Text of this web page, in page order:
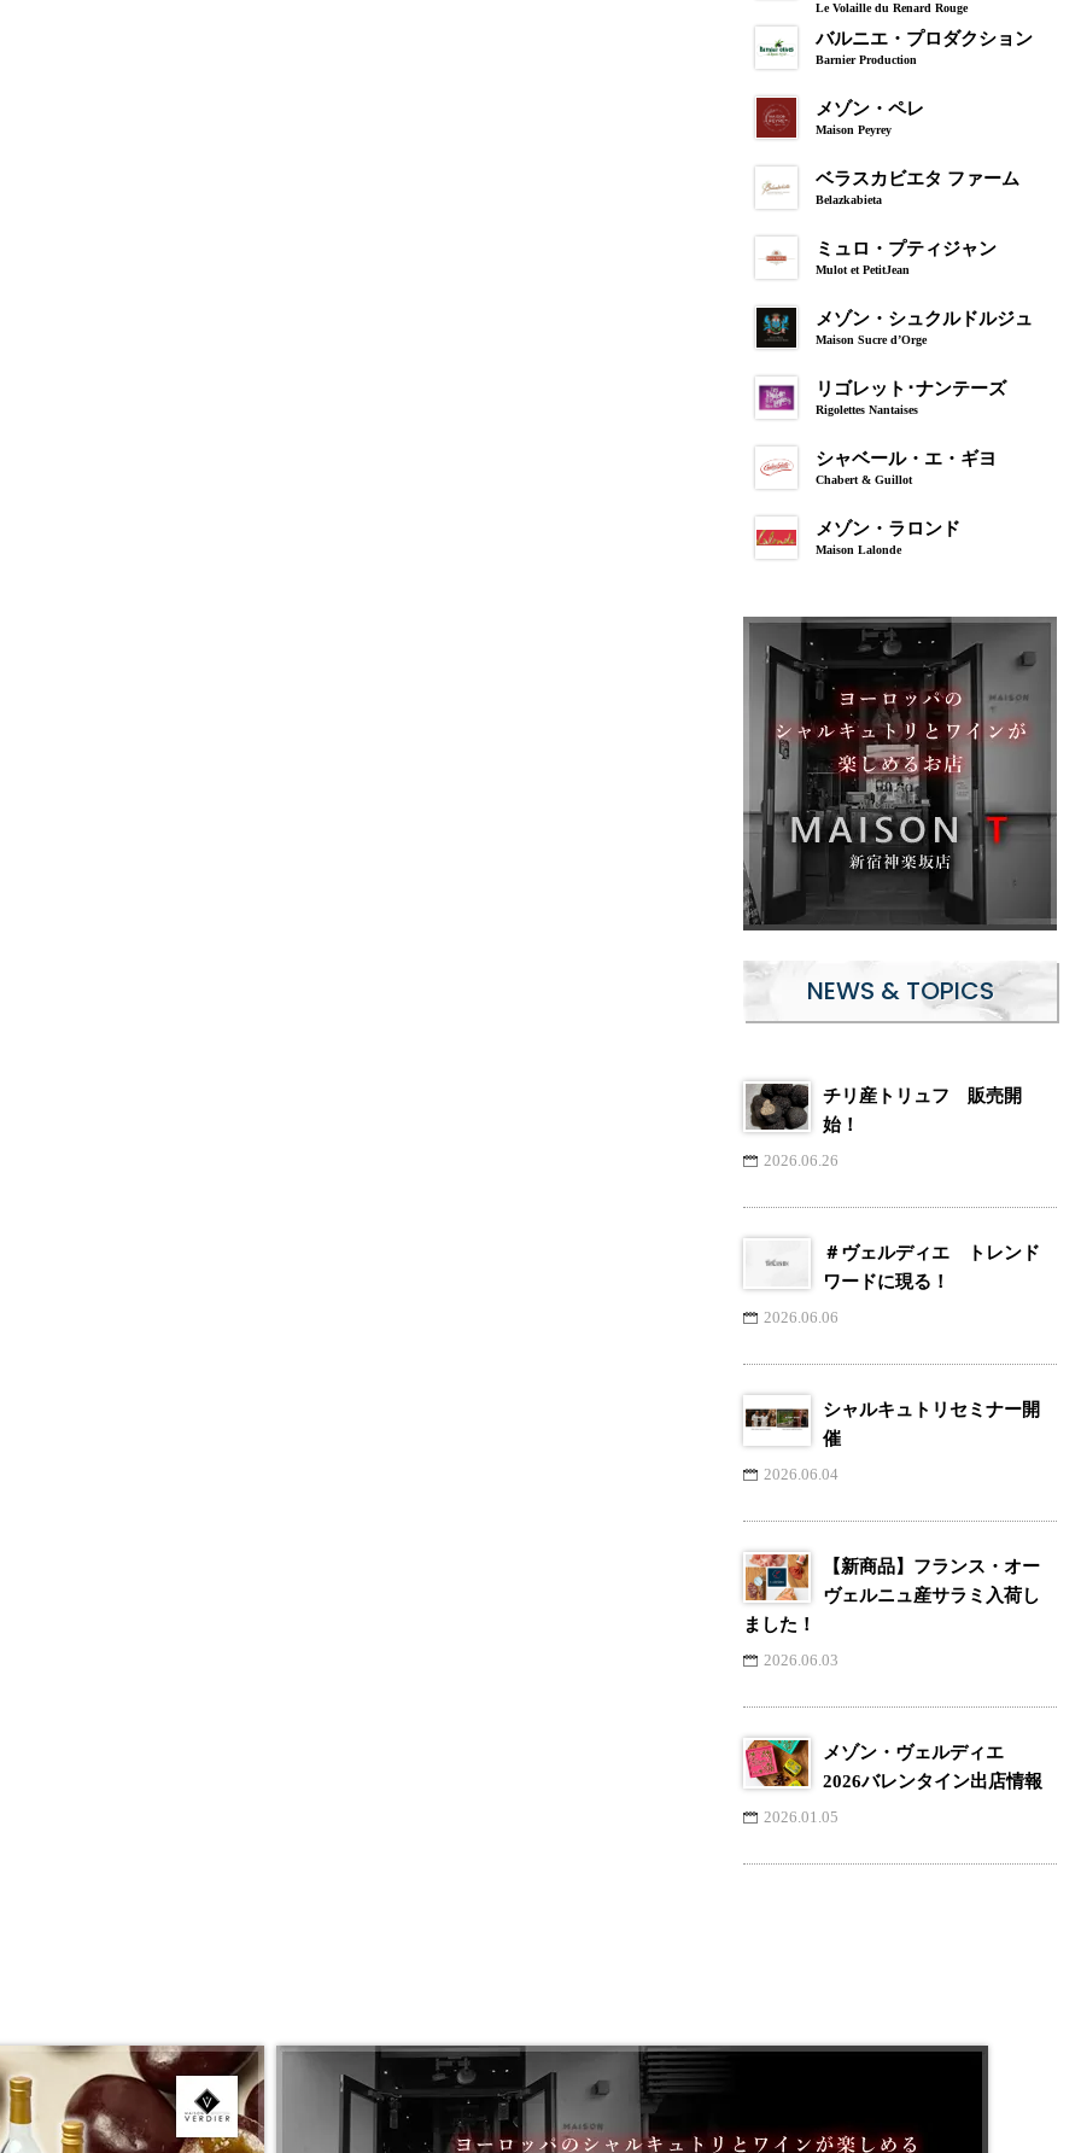
Le Volaille du Renard Rouge
バルニエ・プロダクション
Barnier Production
メゾン・ペレ
Maison Peyrey
ベラスカビエタ ファーム
Belazkabieta
ミュロ・プティジャン
Mulot et PetitJean
メゾン・シュクルドルジュ
Maison Sucre d’Orge
リゴレット･ナンテーズ
Rigolettes Nantaises
シャベール・エ・ギヨ
Chabert & Guillot
メゾン・ラロンド
Maison Lalonde
NEWS & TOPICS
チリ産トリュフ 販売開
始！
2026.06.26
＃ヴェルディエ トレンド
ワードに現る！
2026.06.06
シャルキュトリセミナー開
催
2026.06.04
【新商品】フランス・オー
ヴェルニュ産サラミ入荷し
ました！
2026.06.03
メゾン・ヴェルディエ
2026バレンタイン出店情報
2026.01.05